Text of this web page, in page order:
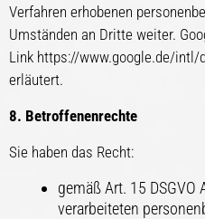
Verfahren erhobenen
Umständen an Dritte weiter.
Link https://www.google.de/
erläutert.
8. Betroffenenrechte
Sie haben das Recht:
gemäß Art. 15
verarbeiteten